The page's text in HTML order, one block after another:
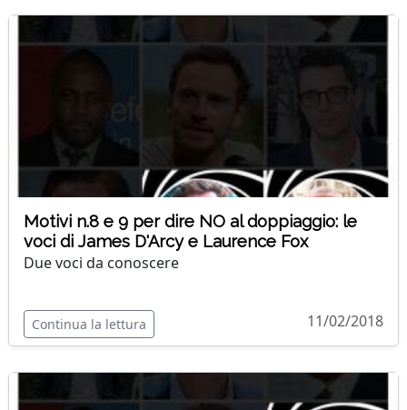
Motivi n.8 e 9 per dire NO al doppiaggio: le
voci di James D'Arcy e Laurence Fox
Due voci da conoscere
Continua la lettura 11/02/2018